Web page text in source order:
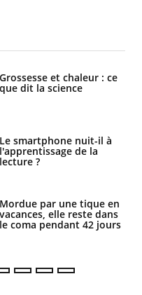
Grossesse et chaleur : ce
que dit la science
Le smartphone nuit-il à
l'apprentissage de la
lecture ?
Mordue par une tique en
vacances, elle reste dans
le coma pendant 42 jours